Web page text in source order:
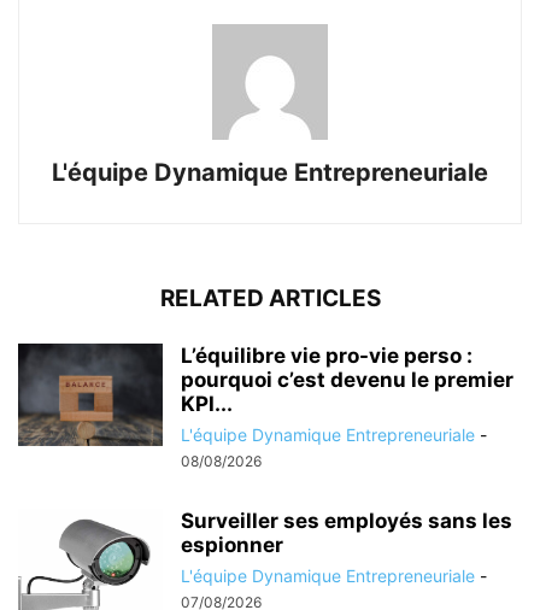
L'équipe Dynamique Entrepreneuriale
RELATED ARTICLES
L’équilibre vie pro-vie perso :
pourquoi c’est devenu le premier
KPI...
L'équipe Dynamique Entrepreneuriale -
08/08/2026
Surveiller ses employés sans les
espionner
L'équipe Dynamique Entrepreneuriale -
07/08/2026